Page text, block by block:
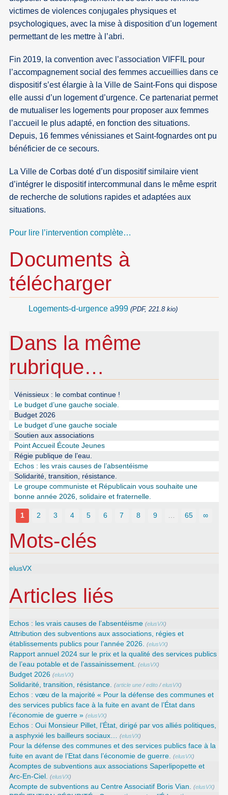
victimes de violences conjugales physiques et
psychologiques, avec la mise à disposition d’un logement
permettant de les mettre à l’abri.
Fin 2019, la convention avec l’association VIFFIL pour
l’accompagnement social des femmes accueillies dans ce
dispositif s’est élargie à la Ville de Saint-Fons qui dispose
elle aussi d’un logement d’urgence. Ce partenariat permet
de mutualiser les logements pour proposer aux femmes
l’accueil le plus adapté, en fonction des situations.
Depuis, 16 femmes vénissianes et Saint-fognardes ont pu
bénéficier de ce secours.
La Ville de Corbas doté d’un dispositif similaire vient
d’intégrer le dispositif intercommunal dans le même esprit
de recherche de solutions rapides et adaptées aux
situations.
Pour lire l’intervention complète…
Documents à
télécharger
Logements-d-urgence a999 (PDF, 221.8 kio)
Dans la même
rubrique…
Vénissieux : le combat continue !
Le budget d’une gauche sociale.
Budget 2026
Le budget d’une gauche sociale
Soutien aux associations
Point Accueil Écoute Jeunes
Régie publique de l’eau.
Echos : les vrais causes de l’absentéisme
Solidarité, transition, résistance.
Le groupe communiste et Républicain vous souhaite une
bonne année 2026, solidaire et fraternelle.
1 2 3 4 5 6 7 8 9 65 ∞
Mots-clés
elusVX
Articles liés
Echos : les vrais causes de l’absentéisme (elusVX)
Attribution des subventions aux associations, régies et
établissements publics pour l’année 2026. (elusVX)
Rapport annuel 2024 sur le prix et la qualité des services publics
de l’eau potable et de l’assainissement. (elusVX)
Budget 2026 (elusVX)
Solidarité, transition, résistance. (article une /edito /elusVX)
Echos : vœu de la majorité « Pour la défense des communes et
des services publics face à la fuite en avant de l’État dans
l’économie de guerre » (elusVX)
Echos : Oui Monsieur Pillet, l’État, dirigé par vos alliés politiques,
a asphyxié les bailleurs sociaux… (elusVX)
Pour la défense des communes et des services publics face à la
fuite en avant de l’Etat dans l’économie de guerre. (elusVX)
Acomptes de subventions aux associations Saperlipopette et
Arc-En-Ciel. (elusVX)
Acompte de subventions au Centre Associatif Boris Vian. (elusVX)